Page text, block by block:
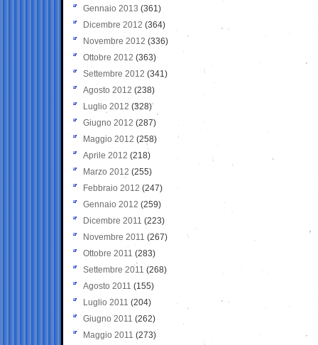
Gennaio 2013 (361)
Dicembre 2012 (364)
Novembre 2012 (336)
Ottobre 2012 (363)
Settembre 2012 (341)
Agosto 2012 (238)
Luglio 2012 (328)
Giugno 2012 (287)
Maggio 2012 (258)
Aprile 2012 (218)
Marzo 2012 (255)
Febbraio 2012 (247)
Gennaio 2012 (259)
Dicembre 2011 (223)
Novembre 2011 (267)
Ottobre 2011 (283)
Settembre 2011 (268)
Agosto 2011 (155)
Luglio 2011 (204)
Giugno 2011 (262)
Maggio 2011 (273)